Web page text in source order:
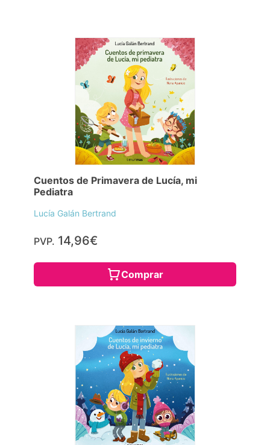
Cuentos de Primavera de Lucía, mi
Pediatra
Lucía Galán Bertrand
PVP. 14,96€
Comprar